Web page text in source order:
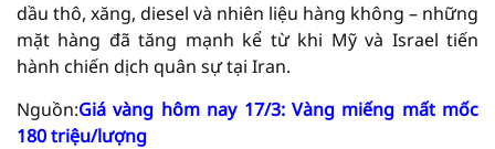
dầu thô, xăng, diesel và nhiên liệu hàng không – những
mặt hàng đã tăng mạnh kể từ khi Mỹ và Israel tiến
hành chiến dịch quân sự tại Iran.
Nguồn:Giá vàng hôm nay 17/3: Vàng miếng mất mốc
180 triệu/lượng